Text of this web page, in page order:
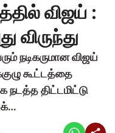
விஜய் :
விருந்து
நடிகருமான விஜய்
கூட்டத்தை
நடத்த திட்டமிட்டு